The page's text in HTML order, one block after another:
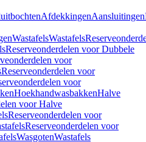
AfdekkingenAansluitingen
WastafelsWastafels
Reserveonderdelen voor Dubbele
voor
Reserveonderdelen voor
voor
HoekhandwasbakkenHalve
voor Halve
Reserveonderdelen voor
Reserveonderdelen voor
WasgotenWastafels